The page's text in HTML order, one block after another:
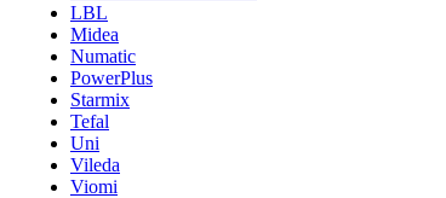
LBL
Midea
Numatic
PowerPlus
Starmix
Tefal
Uni
Vileda
Viomi